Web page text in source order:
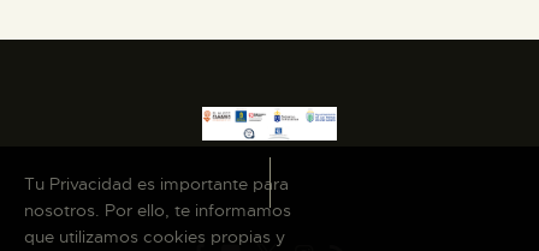
Tu Privacidad es importante para
nosotros. Por ello, te informamos
que utilizamos cookies propias y